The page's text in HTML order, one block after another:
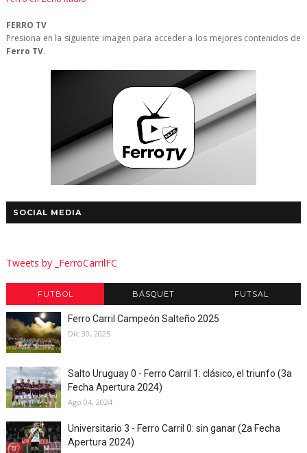
FERRO TV
Presiona en la siguiente imagen para acceder a los mejores contenidos de
Ferro TV.
SOCIAL MEDIA
Tweets by _FerroCarrilFC
FUTBOL BÁSQUET FUTSAL
Ferro Carril Campeón Salteño 2025
Dic 30, 2025
Salto Uruguay 0 - Ferro Carril 1: clásico, el triunfo (3a
Fecha Apertura 2024)
Ago 04, 2024
Universitario 3 - Ferro Carril 0: sin ganar (2a Fecha
Apertura 2024)